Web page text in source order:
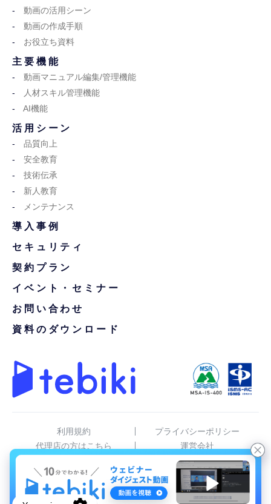
動画の活用シーン
動画の作成手順
お役立ち資料
主要機能
動画マニュアル編集/管理機能
人材スキル管理機能
AI機能
活用シーン
品質向上
安全教育
技術伝承
新人教育
メンテナンス
導入事例
セキュリティ
契約プラン
イベント・セミナー
お問い合わせ
資料のダウンロード
利用規約
プライバシーポリシー
代理店の方はこちら
運営会社
© Tebiki, Inc.